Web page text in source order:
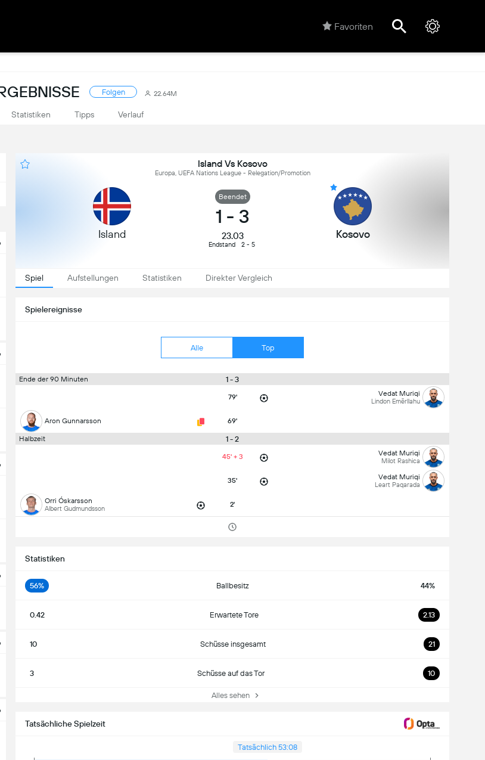
Favoriten
Folgen 22.64M
Statistiken Tipps Verlauf
Island Vs Kosovo
Europa, UEFA Nations League - Relegation/Promotion
Island
Beendet
1 - 3
23.03
Endstand 2 - 5
Kosovo
Spiel Aufstellungen Statistiken Direkter Vergleich
Spielereignisse
Alle Top
Ende der 90 Minuten 1 - 3
79' Vedat Muriqi
Lindon Emërllahu
Aron Gunnarsson 69'
Halbzeit 1 - 2
45' + 3 Vedat Muriqi
Milot Rashica
35' Vedat Muriqi
Leart Paqarada
Orri Óskarsson
Albert Gudmundsson 2'
Statistiken
56% Ballbesitz 44%
0.42 Erwartete Tore 2.13
10 Schüsse insgesamt 21
3 Schüsse auf das Tor 10
Alles sehen
Tatsächliche Spielzeit
Tatsächlich 53:08